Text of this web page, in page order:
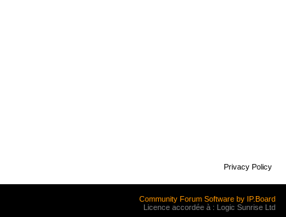
Privacy Policy
Community Forum Software by IP.Board
Licence accordée à : Logic Sunrise Ltd